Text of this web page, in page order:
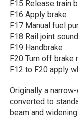
F15 Release train
F16 Apply brake
F17 Manual fuel
F18 Rail joint sound
F19 Handbrake
F20 Turn off brake
F12 to F20 apply
Originally a
converted to
beam and